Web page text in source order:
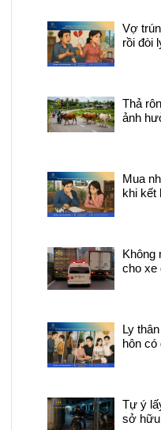
Vợ
rồi đòi
Thả
ảnh
Mua
khi kết
Không
cho xe
như
Ly
hôn có
Tự ý
sở